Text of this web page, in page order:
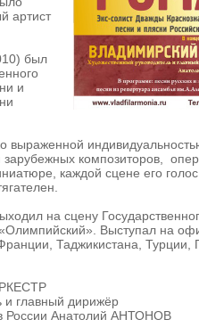
артист
был
и
выраженной
композиторов,
каждой сцене его
на сцену
Выступал на
Таджикистана, Турции,
и главный дирижёр
России Анатолий АНТОНОВ